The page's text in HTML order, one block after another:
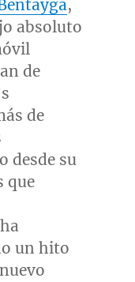
,
absoluto
de
de
desde su
que
un hito